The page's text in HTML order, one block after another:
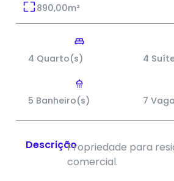
890,00m²
4 Quarto(s) 4
5 Banheiro(s) 7
DescriçãoPropriedade para
comercial.